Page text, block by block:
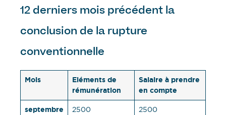
12 derniers mois précédent la
conclusion de la rupture
conventionnelle
Mois
Eléments de
rémunération
Salaire à prendre
en compte
septembre
2500 2500